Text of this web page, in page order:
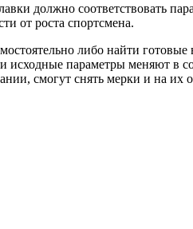
должно соответствовать
от роста спортсмена.
либо найти
исходные параметры меняют в
смогут снять мерки и на их